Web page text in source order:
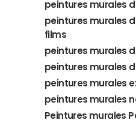
peintures murales
peintures murales
films
peintures murales
peintures murales
peintures murales
peintures murales
Peintures murales